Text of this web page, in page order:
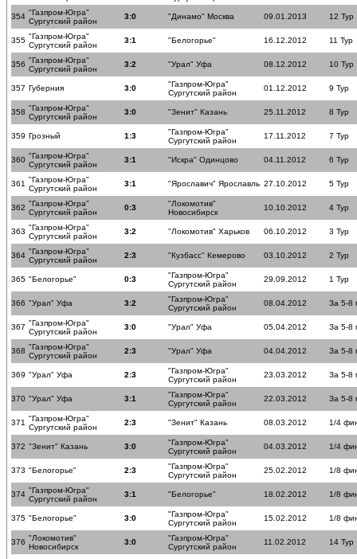
354 "Газпром-Югра"
Сургутский район
3:0 "Динамо" Москва 09.01.2013 12 Тур
355 "Газпром-Югра"
Сургутский район
3:1 "Белогорье" 16.12.2012 11 Тур
356 "Газпром-Югра"
Сургутский район
3:2 "Урал" Уфа 08.12.2012 10 Тур
357 Губерния 3:0
"Газпром-Югра"
Сургутский район
01.12.2012 9 Тур
358 "Газпром-Югра"
Сургутский район
3:0 "Зенит" Казань 25.11.2012 8 Тур
359 Грозный 1:3
"Газпром-Югра"
Сургутский район
17.11.2012 7 Тур
360 "Газпром-Югра"
Сургутский район
3:1 "Искра" Одинцово 04.11.2012 6 Тур
361 "Газпром-Югра"
Сургутский район
3:1 "Ярославич" Ярославль 27.10.2012 5 Тур
362 "Газпром-Югра"
Сургутский район
0:3
"Локомотив"
Новосибирск
10.10.2012 4 Тур
363 "Газпром-Югра"
Сургутский район
3:2 "Локомотив" Харьков 06.10.2012 3 Тур
364 "Газпром-Югра"
Сургутский район
2:3 "Кузбасс" Кемерово 03.10.2012 2 Тур
365 "Белогорье" 0:3
"Газпром-Югра"
Сургутский район
29.09.2012 1 Тур
366 "Урал" Уфа 3:2
"Газпром-Югра"
Сургутский район
08.04.2012 За 5-8
367 "Газпром-Югра"
Сургутский район
3:0 "Урал" Уфа 05.04.2012 За 5-8
368 "Газпром-Югра"
Сургутский район
2:3 "Урал" Уфа 04.04.2012 За 5-8
369 "Урал" Уфа 2:3
"Газпром-Югра"
Сургутский район
23.03.2012 За 5-8
370 "Урал" Уфа 3:1
"Газпром-Югра"
Сургутский район
22.03.2012 За 5-8
371 "Газпром-Югра"
Сургутский район
2:3 "Зенит" Казань 08.03.2012 1/4
372 "Зенит" Казань 3:0
"Газпром-Югра"
Сургутский район
04.03.2012 1/4
373 "Белогорье" 2:3
"Газпром-Югра"
Сургутский район
25.02.2012 1/8
374 "Газпром-Югра"
Сургутский район
3:1 "Белогорье" 18.02.2012 1/8
375 "Белогорье" 3:0
"Газпром-Югра"
Сургутский район
15.02.2012 1/8
376 "Локомотив"
Новосибирск
3:0
"Газпром-Югра"
Сургутский район
11.02.2012 14 Тур